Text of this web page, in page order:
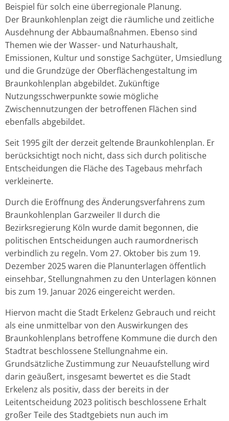
Beispiel für solch eine überregionale Planung.
Der Braunkohlenplan zeigt die räumliche und zeitliche
Ausdehnung der Abbaumaßnahmen. Ebenso sind
Themen wie der Wasser- und Naturhaushalt,
Emissionen, Kultur und sonstige Sachgüter, Umsiedlung
und die Grundzüge der Oberflächengestaltung im
Braunkohlenplan abgebildet. Zukünftige
Nutzungsschwerpunkte sowie mögliche
Zwischennutzungen der betroffenen Flächen sind
ebenfalls abgebildet.
Seit 1995 gilt der derzeit geltende Braunkohlenplan. Er
berücksichtigt noch nicht, dass sich durch politische
Entscheidungen die Fläche des Tagebaus mehrfach
verkleinerte.
Durch die Eröffnung des Änderungsverfahrens zum
Braunkohlenplan Garzweiler II durch die
Bezirksregierung Köln wurde damit begonnen, die
politischen Entscheidungen auch raumordnerisch
verbindlich zu regeln. Vom 27. Oktober bis zum 19.
Dezember 2025 waren die Planunterlagen öffentlich
einsehbar, Stellungnahmen zu den Unterlagen können
bis zum 19. Januar 2026 eingereicht werden.
Hiervon macht die Stadt Erkelenz Gebrauch und reicht
als eine unmittelbar von den Auswirkungen des
Braunkohlenplans betroffene Kommune die durch den
Stadtrat beschlossene Stellungnahme ein.
Grundsätzliche Zustimmung zur Neuaufstellung wird
darin geäußert, insgesamt bewertet es die Stadt
Erkelenz als positiv, dass der bereits in der
Leitentscheidung 2023 politisch beschlossene Erhalt
großer Teile des Stadtgebiets nun auch im